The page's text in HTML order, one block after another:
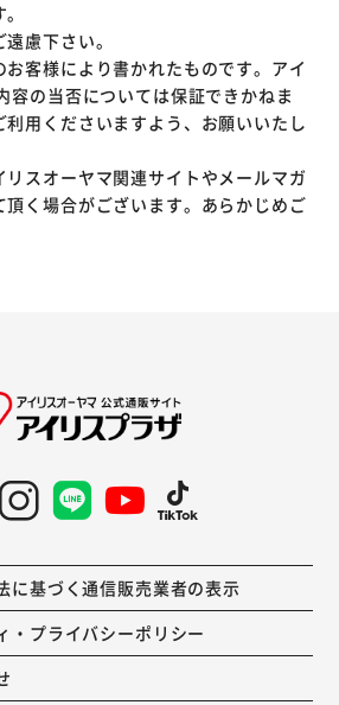
慮下さい。
お客様により書かれたものです。アイ
容の当否については保証できかねま
用くださいますよう、お願いいたし
リスオーヤマ関連サイトやメールマガ
頂く場合がございます。あらかじめご
に基づく通信販売業者の表示
・プライバシーポリシー